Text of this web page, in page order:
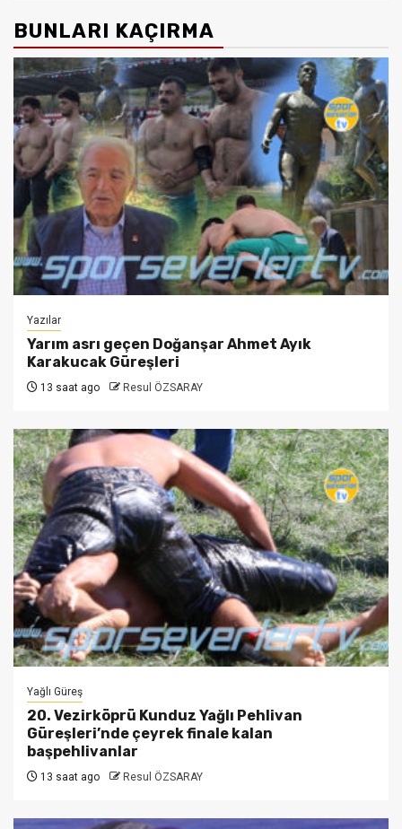
BUNLARI KAÇIRMA
Yazılar
Yarım asrı geçen Doğanşar Ahmet Ayık
Karakucak Güreşleri
13 saat ago Resul ÖZSARAY
Yağlı Güreş
20. Vezirköprü Kunduz Yağlı Pehlivan
Güreşleri’nde çeyrek finale kalan
başpehlivanlar
13 saat ago Resul ÖZSARAY